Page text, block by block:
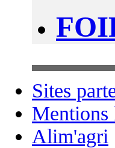
Sites
Mentions
Alim'agri